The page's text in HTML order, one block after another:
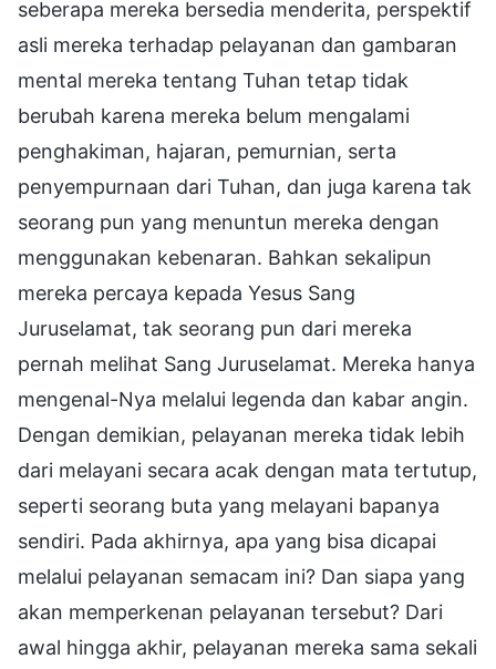
seberapa mereka bersedia menderita, perspektif
asli mereka terhadap pelayanan dan gambaran
mental mereka tentang Tuhan tetap tidak
berubah karena mereka belum mengalami
penghakiman, hajaran, pemurnian, serta
penyempurnaan dari Tuhan, dan juga karena tak
seorang pun yang menuntun mereka dengan
menggunakan kebenaran. Bahkan sekalipun
mereka percaya kepada Yesus Sang
Juruselamat, tak seorang pun dari mereka
pernah melihat Sang Juruselamat. Mereka hanya
mengenal-Nya melalui legenda dan kabar angin.
Dengan demikian, pelayanan mereka tidak lebih
dari melayani secara acak dengan mata tertutup,
seperti seorang buta yang melayani bapanya
sendiri. Pada akhirnya, apa yang bisa dicapai
melalui pelayanan semacam ini? Dan siapa yang
akan memperkenan pelayanan tersebut? Dari
awal hingga akhir, pelayanan mereka sama sekali